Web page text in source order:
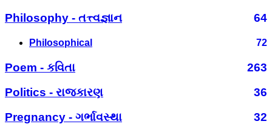
Philosophy - તત્ત્વજ્ઞાન
64
Philosophical 72
Poem - કવિતા
263
Politics - રાજકારણ
36
Pregnancy - ગર્ભાવસ્થા
32